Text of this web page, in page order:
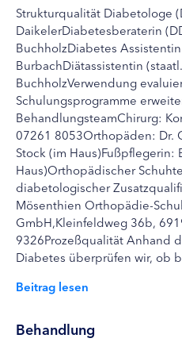
Strukturqualität Diabetologe
DaikelerDiabetesberaterin
BuchholzDiabetes
BurbachDiätassistentin
BuchholzVerwendung
Schulungsprogramme
BehandlungsteamChirurg:
07261 8053Orthopäden: Dr.
Stock (im Haus)Fußpflegerin:
Haus)Orthopädischer
diabetologischer
Mösenthien Orthopädie-
GmbH,Kleinfeldweg 36b,
9326Prozeßqualität Anhand
Diabetes überprüfen wir, ob
Beitrag lesen
Behandlung